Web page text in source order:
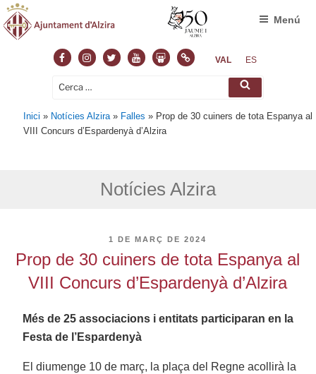
FacebookInstagram
TwitterYoutubeSlideshare
NormasVAL ES
Cerca: Cerca
Menú
Inici » Notícies Alzira » Falles » Prop de 30 cuiners de tota Espanya al
VIII Concurs d’Espardenyà d’Alzira
Notícies Alzira
PUBLICAT
1 DE MARÇ DE 2024
Prop de 30 cuiners de tota Espanya al
VIII Concurs d’Espardenyà d’Alzira
Més de 25 associacions i entitats participaran en la
Festa de l’Espardenyà
El diumenge 10 de març, la plaça del Regne acollirà la